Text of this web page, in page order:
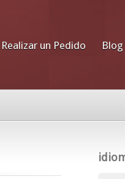
Realizar un Pedido Blog